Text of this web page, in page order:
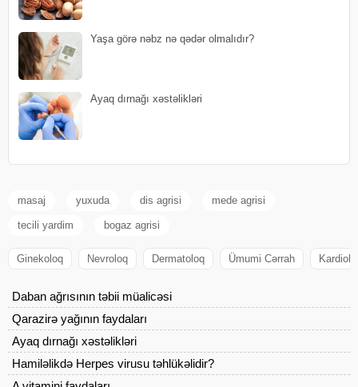
Yaşa görə nəbz nə qədər olmalıdır?
Ayaq dırnağı xəstəlikləri
masaj yuxuda dis agrisi mede agrisi
tecili yardim bogaz agrisi
Ginekoloq Nevroloq Dermatoloq Ümumi Cərrah
Daban ağrısının təbii müalicəsi
Qarazirə yağının faydaları
Ayaq dırnağı xəstəlikləri
Hamiləlikdə Herpes virusu təhlükəlidir?